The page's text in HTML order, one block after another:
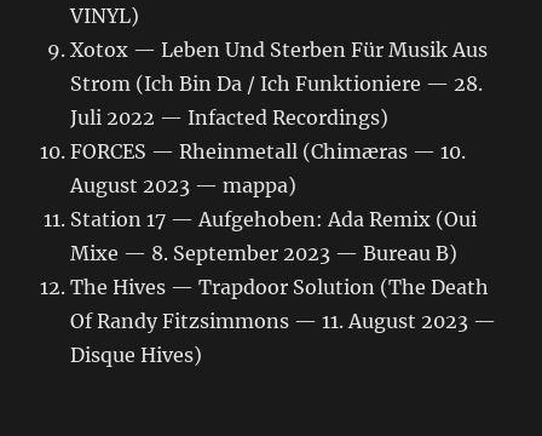
VINYL)
Xotox — Leben Und Sterben Für Musik Aus
Strom (Ich Bin Da / Ich Funktioniere — 28.
Juli 2022 — Infacted Recordings)
FORCES — Rheinmetall (Chimæras — 10.
August 2023 — mappa)
Station 17 — Aufgehoben: Ada Remix (Oui
Mixe — 8. September 2023 — Bureau B)
The Hives — Trapdoor Solution (The Death
Of Randy Fitzsimmons — 11. August 2023 —
Disque Hives)